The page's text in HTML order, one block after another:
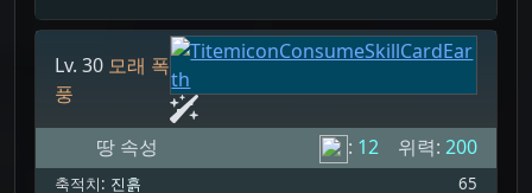
Lv. 30 모래 폭
풍
땅 속성 : 12 위력: 200
축적치: 진흙 65